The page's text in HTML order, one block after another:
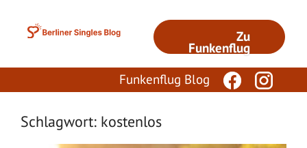
Inhalt
Zu
Funkenflug
Funkenflug Blog
Schlagwort: kostenlos